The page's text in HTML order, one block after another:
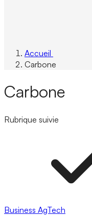
Accueil
Carbone
Carbone
Rubrique suivie
Business AgTech